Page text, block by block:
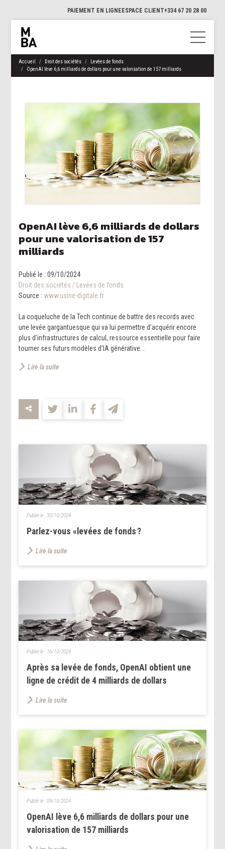
PAIEMENT EN LIGNEESPACE CLIENT+334 67 20 28 00
Accueil Droit des sociétés
Levées de fonds
OpenAI lève 6,6 milliards de dollars pour une valorisation de 157 milliards
OpenAI lève 6,6 milliards de dollars
pour une valorisation de 157
milliards
Publié le :09/10/2024
Droit des sociétés / Levées de fonds
Source : www.usine-digitale.fr
La coqueluche de la Tech continue de battre des records avec
une levée gargantuesque qui va lui permettre d'acquérir encore
plus d'infrastructures de calcul, ressource essentielle pour faire
tourner ses futurs modèles d'IA générative...
Lire la suite
Parlez-vous «levées de fonds ?
Publié le :30/10/2024
Lire la suite
Après sa levée de fonds, OpenAI obtient une
ligne de crédit de 4 milliards de dollars
Publié le : 16/10/2024
Lire la suite
OpenAI lève 6,6 milliards de dollars pour une
valorisation de 157 milliards
Publié le :09/10/2024